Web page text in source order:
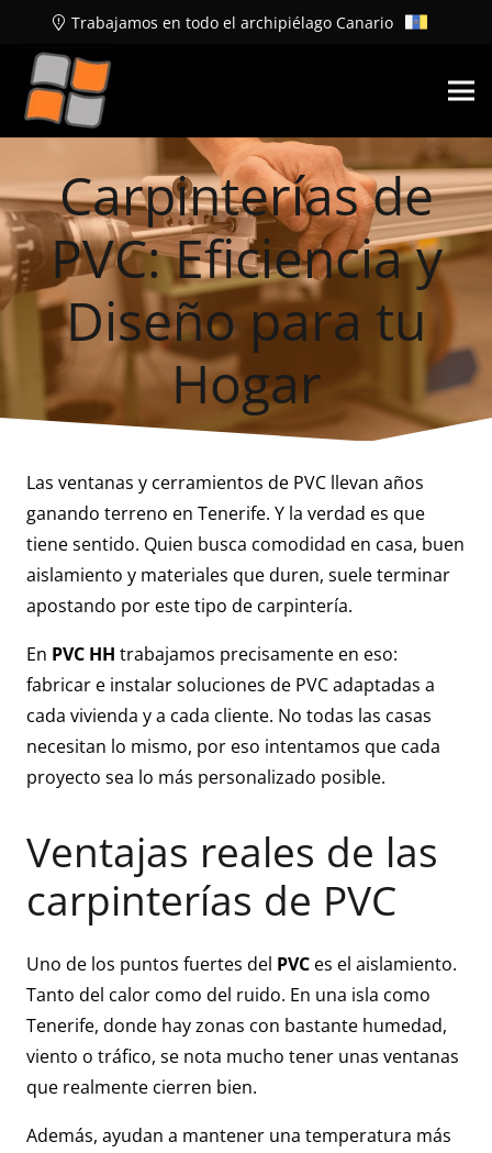
Trabajamos en todo el archipiélago Canario
Carpinterías de
PVC: Eficiencia y
Diseño para tu
Hogar
Las ventanas y cerramientos de PVC llevan años
ganando terreno en Tenerife. Y la verdad es que
tiene sentido. Quien busca comodidad en casa, buen
aislamiento y materiales que duren, suele terminar
apostando por este tipo de carpintería.
En PVC HH trabajamos precisamente en eso:
fabricar e instalar soluciones de PVC adaptadas a
cada vivienda y a cada cliente. No todas las casas
necesitan lo mismo, por eso intentamos que cada
proyecto sea lo más personalizado posible.
Ventajas reales de las
carpinterías de PVC
Uno de los puntos fuertes del PVC es el aislamiento.
Tanto del calor como del ruido. En una isla como
Tenerife, donde hay zonas con bastante humedad,
viento o tráfico, se nota mucho tener unas ventanas
que realmente cierren bien.
Además, ayudan a mantener una temperatura más